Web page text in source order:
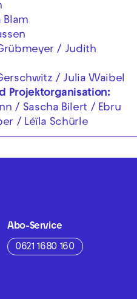
Blam
/ Judith
/ Julia Waibel
Projektorganisation:
/ Sascha Bilert / Ebru
/ Léïla Schürle
Abo-Service
0621 1680 160